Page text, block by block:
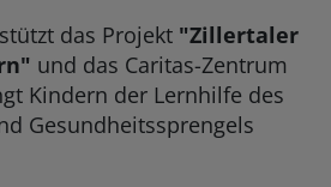
das Projekt "Zillertaler
und das Caritas-Zentrum
Kindern der Lernhilfe des
Gesundheitssprengels